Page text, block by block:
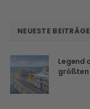
NEUESTE BEITRÄGE
Legend
größten